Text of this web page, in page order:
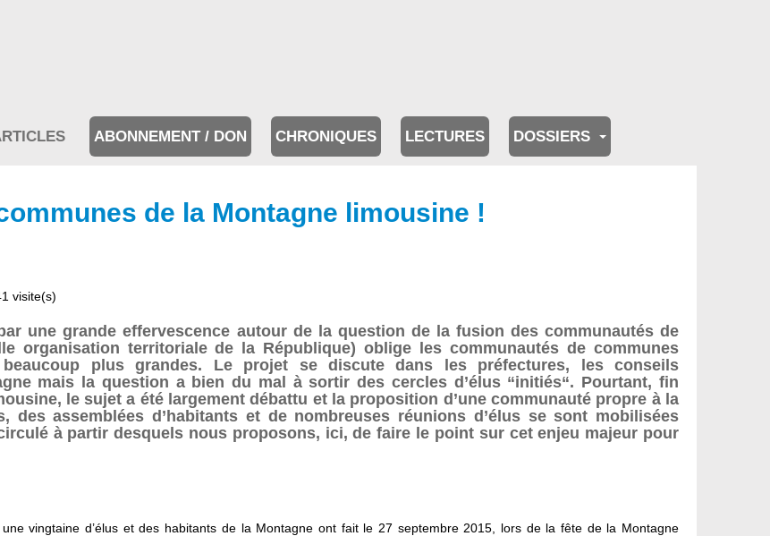
ABONNEMENT / DON CHRONIQUES LECTURES DOSSIERS
de la Montagne limousine !
visite(s)
une grande effervescence autour de la question de la fusion des communautés de
organisation territoriale de la République) oblige les communautés de communes
plus grandes. Le projet se discute dans les préfectures, les conseils
mais la question a bien du mal à sortir des cercles d’élus “initiés“. Pourtant, fin
le sujet a été largement débattu et la proposition d’une communauté propre à la
des assemblées d’habitants et de nombreuses réunions d’élus se sont mobilisées
à partir desquels nous proposons, ici, de faire le point sur cet enjeu majeur pour
vingtaine d’élus et des habitants de la Montagne ont fait le 27 septembre 2015, lors de la fête de la Montagne